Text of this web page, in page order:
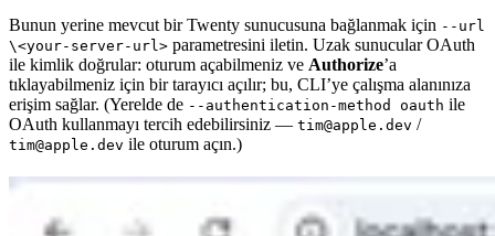
Bunun yerine mevcut bir Twenty sunucusuna bağlanmak için --url
\<your-server-url> parametresini iletin. Uzak sunucular OAuth
ile kimlik doğrular: oturum açabilmeniz ve Authorize’a
tıklayabilmeniz için bir tarayıcı açılır; bu, CLI’ye çalışma alanınıza
erişim sağlar. (Yerelde de --authentication-method oauth ile
OAuth kullanmayı tercih edebilirsiniz — tim@apple.dev /
tim@apple.dev ile oturum açın.)